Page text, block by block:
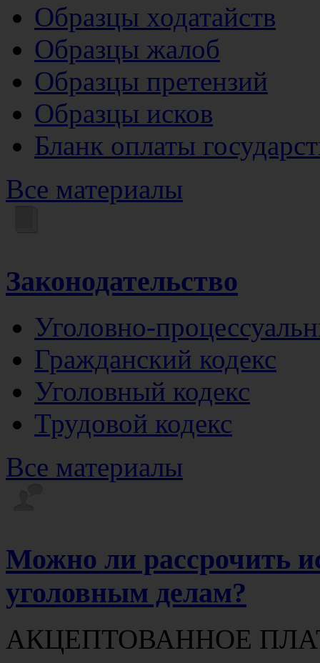
Образцы ходатайств
Образцы жалоб
Образцы претензий
Образцы исков
Бланк оплаты
Все материалы
Законодательство
Уголовно-
Гражданский кодекс
Уголовный кодекс
Трудовой кодекс
Все материалы
Можно ли рассрочить
уголовным делам?
АКЦЕПТОВАННОЕ